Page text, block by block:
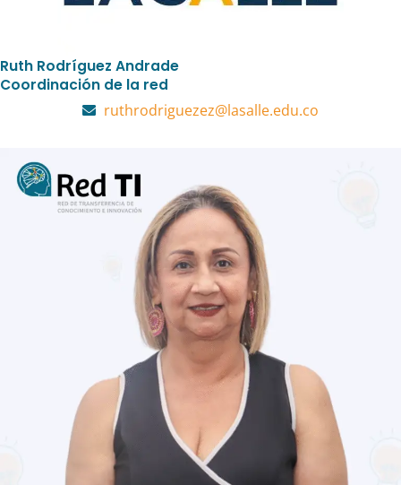
Ruth Rodríguez Andrade
Coordinación de la red
ruthrodriguezez@lasalle.edu.co